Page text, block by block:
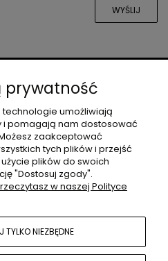
WYŚLIJ
KONTO
prywatność
technologie umożliwiają
i pomagają nam dostosować
zaakceptować
tych plików i przejść
plików do swoich
"Dostosuj zgody".
w naszej Polityce
TYLKO NIEZBĘDNE